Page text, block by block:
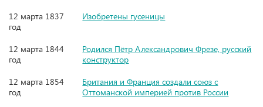
12 марта 1837
год
Изобретены гусеницы
12 марта 1844
год
Родился Пётр Александрович Фрезе, русский
конструктор
12 марта 1854
год
Британия и Франция создали союз с
Оттоманской империей против России